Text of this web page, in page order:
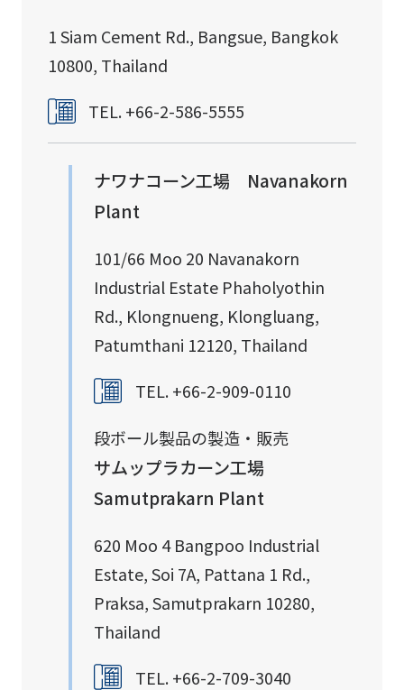
1 Siam Cement Rd., Bangsue, Bangkok
10800, Thailand
TEL. +66-2-586-5555
ナワナコーン工場 Navanakorn
Plant
101/66 Moo 20 Navanakorn
Industrial Estate Phaholyothin
Rd., Klongnueng, Klongluang,
Patumthani 12120, Thailand
TEL. +66-2-909-0110
段ボール製品の製造・販売
サムップラカーン工場
Samutprakarn Plant
620 Moo 4 Bangpoo Industrial
Estate, Soi 7A, Pattana 1 Rd.,
Praksa, Samutprakarn 10280,
Thailand
TEL. +66-2-709-3040